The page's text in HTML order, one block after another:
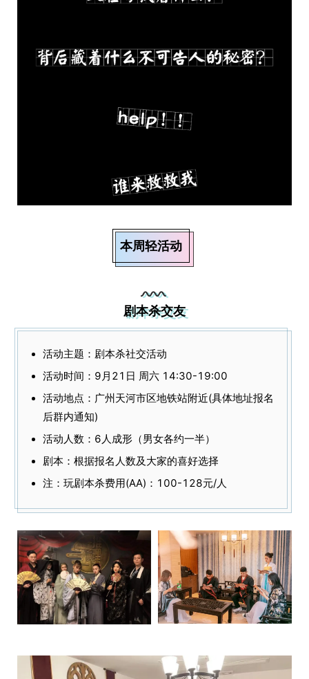
本周轻活动
剧本杀交友
活动主题：剧本杀社交活动
活动时间：9月21日 周六 14:30-19:00
活动地点：广州天河市区地铁站附近(具体地址报名
后群内通知)
活动人数：6人成形（男女各约一半）
剧本：根据报名人数及大家的喜好选择
注：玩剧本杀费用(AA)：100-128元/人